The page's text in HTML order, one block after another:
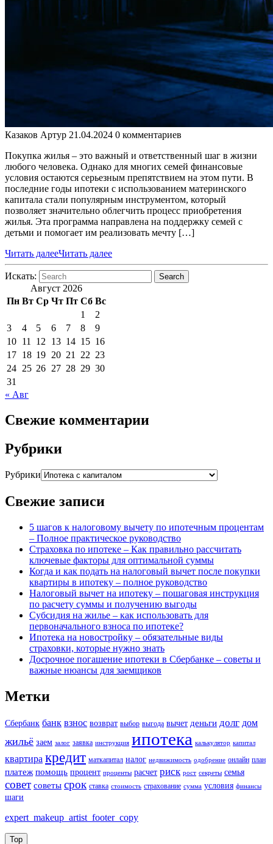
Казаков Артур 21.04.2024 0 комментариев
Покупка жилья – это важный и ответственный шаг в жизни
любого человека. Однако для многих семей финансовые
условия остаются серьезным препятствием на этом пути. В
последние годы ипотеки с использованием материнского
капитала стали популярным инструментом, который
позволяет значительно облегчить процесс приобретения
жилья. Эта программа направлена на поддержку семей с
детьми и помогает им реализовать мечту […]
Читать далееЧитать далее
Искать: Search
Август 2026
Пн Вт Ср Чт Пт Сб Вс
1
2
3
4 5 6 7 8
9
10 11 12 13 14 15 16
17 18 19 20 21 22 23
24 25 26 27 28 29 30
31
« Авг
Свежие комментарии
Рубрики
Рубрики
Свежие записи
5 шагов к налоговому вычету по ипотечным процентам
– Полное практическое руководство
Страховка по ипотеке – Как правильно рассчитать
ключевые факторы для оптимальной суммы
Когда и как подать на налоговый вычет после покупки
квартиры в ипотеку – полное руководство
Налоговый вычет на ипотеку – пошаговая инструкция
по расчету суммы и получению выгоды
Субсидия на жилье – как использовать для
первоначального взноса по ипотеке?
Ипотека на новостройку – обязательные виды
страховки, которые нужно знать
Досрочное погашение ипотеки в Сбербанке – советы и
важные нюансы для заемщиков
Метки
Сбербанк банк взнос возврат выбор выгода вычет деньги долг дом
жильё заем залог заявка инструкция ипотека калькулятор капитал
квартира кредит маткапитал налог недвижимость одобрение онлайн план
платеж помощь процент проценты расчет риск рост секреты семья
совет советы срок ставка стоимость страхование сумма условия финансы
шаги
expert_makeup_artist_footer_copy
Top